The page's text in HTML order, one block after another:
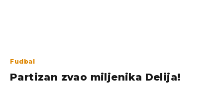
Fudbal
Partizan zvao miljenika Delija!